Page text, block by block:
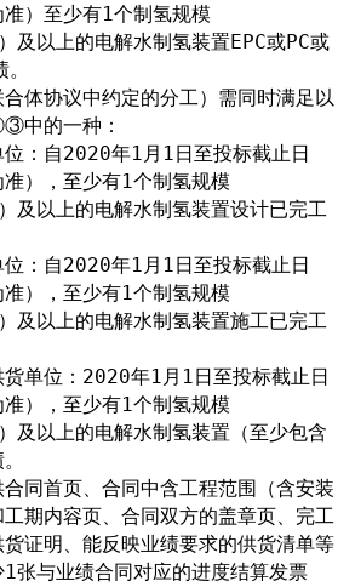
准）至少有1个制氢规模
及以上的电解水制氢装置EPC或PC或
体协议中约定的分工）需同时满足以
的一种：
：自2020年1月1日至投标截止日
准），至少有1个制氢规模
及以上的电解水制氢装置设计已完工
：自2020年1月1日至投标截止日
准），至少有1个制氢规模
及以上的电解水制氢装置施工已完工
单位：2020年1月1日至投标截止日
准），至少有1个制氢规模
及以上的电解水制氢装置（至少包含
同首页、合同中含工程范围（含安装
期内容页、合同双方的盖章页、完工
证明、能反映业绩要求的供货清单等
张与业绩合同对应的进度结算发票